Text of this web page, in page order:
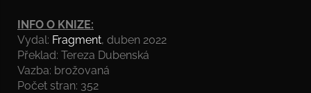
INFO O KNIZE:
Vydal: Fragment, duben 2022
Překlad: Tereza Dubenská
Vazba: brožovaná
Počet stran: 352